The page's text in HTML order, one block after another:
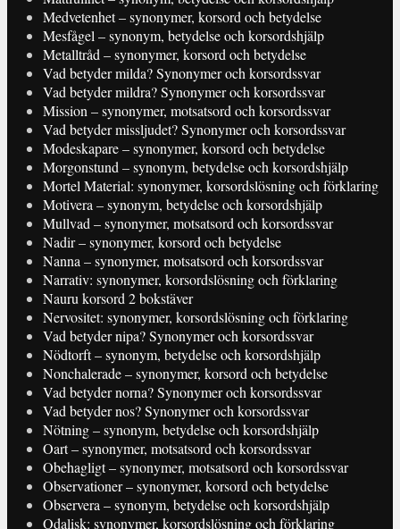
Medvetenhet – synonymer, korsord och betydelse
Mesfågel – synonym, betydelse och korsordshjälp
Metalltråd – synonymer, korsord och betydelse
Vad betyder milda? Synonymer och korsordssvar
Vad betyder mildra? Synonymer och korsordssvar
Mission – synonymer, motsatsord och korsordssvar
Vad betyder missljudet? Synonymer och korsordssvar
Modeskapare – synonymer, korsord och betydelse
Morgonstund – synonym, betydelse och korsordshjälp
Mortel Material: synonymer, korsordslösning och förklaring
Motivera – synonym, betydelse och korsordshjälp
Mullvad – synonymer, motsatsord och korsordssvar
Nadir – synonymer, korsord och betydelse
Nanna – synonymer, motsatsord och korsordssvar
Narrativ: synonymer, korsordslösning och förklaring
Nauru korsord 2 bokstäver
Nervositet: synonymer, korsordslösning och förklaring
Vad betyder nipa? Synonymer och korsordssvar
Nödtorft – synonym, betydelse och korsordshjälp
Nonchalerade – synonymer, korsord och betydelse
Vad betyder norna? Synonymer och korsordssvar
Vad betyder nos? Synonymer och korsordssvar
Nötning – synonym, betydelse och korsordshjälp
Oart – synonymer, motsatsord och korsordssvar
Obehagligt – synonymer, motsatsord och korsordssvar
Observationer – synonymer, korsord och betydelse
Observera – synonym, betydelse och korsordshjälp
Odalisk: synonymer, korsordslösning och förklaring